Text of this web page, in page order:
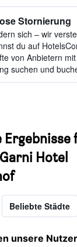
Stornierung
sich – wir
du auf
von Anbietern
suchen und
Hotel
Beliebte Städte
unsere